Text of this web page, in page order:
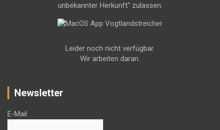
unbekannter Herkunft" zulassen.
Leider noch nicht verfügbar.
Wir arbeiten daran.
Newsletter
E-Mail